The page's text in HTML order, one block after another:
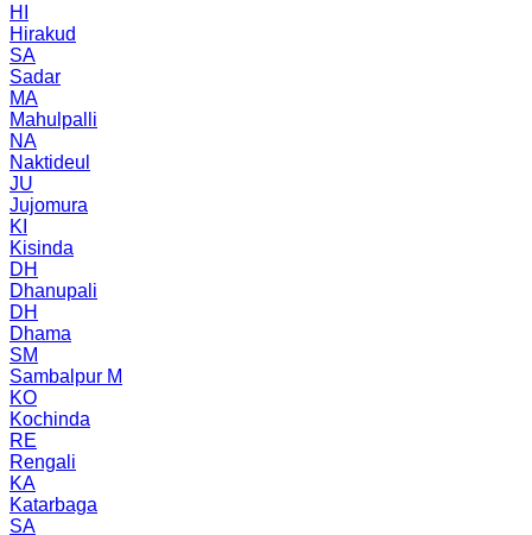
HI
Hirakud
SA
Sadar
MA
Mahulpalli
NA
Naktideul
JU
Jujomura
KI
Kisinda
DH
Dhanupali
DH
Dhama
SM
Sambalpur M
KO
Kochinda
RE
Rengali
KA
Katarbaga
SA